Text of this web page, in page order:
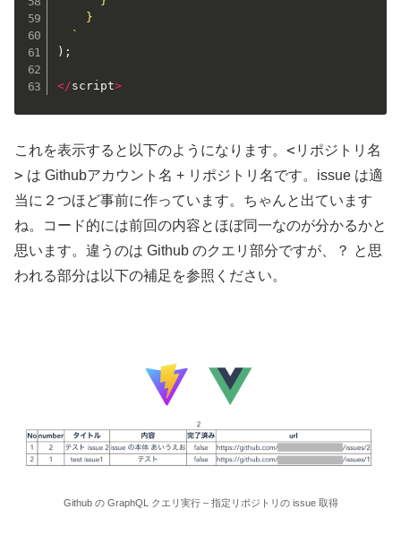
    }
  `
) ;
</script>
これを表示すると以下のようになります。 <リポジトリ名
> は Githubアカウント名 + リポジトリ名です。issue は適
当に２つほど事前に作っています。ちゃんと出ています
ね。コード的には前回の内容とほぼ同一なのが分かるかと
思います。違うのは Github のクエリ部分ですが、？ と思
われる部分は以下の補足を参照ください。
Github の GraphQL クエリ実行 – 指定リポジトリの issue 取得